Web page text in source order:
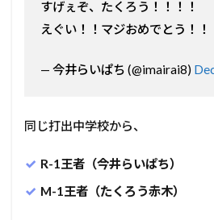
すげぇぞ、たくろう！！！！
えぐい！！マジおめでとう！！
— 今井らいぱち (@imairai8)
同じ打出中学校から、
R-1王者（今井らいぱち）
M-1王者（たくろう赤木）